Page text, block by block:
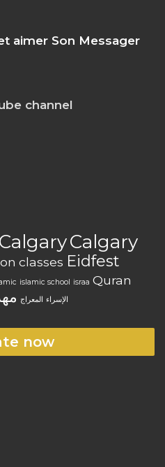
aimer Son Messager
channel
CalgaryCalgary
classes Eidfest
islamic school israa Quran
الإسراء المعراج
now